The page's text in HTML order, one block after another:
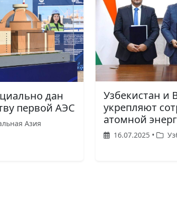
дан
первой АЭС
Азия
Узбекистан и
укрепляют
атомной
16.07.2025 •